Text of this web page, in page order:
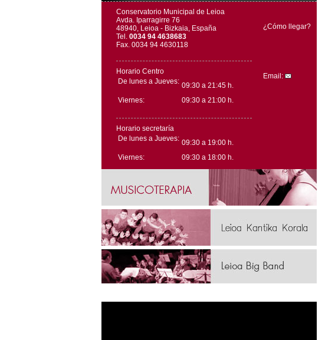
¿Cómo llegar?
Email:
Conservatorio Municipal de Leioa
Avda. Iparragirre 76
48940, Leioa - Bizkaia, España
Tel. 0034 94 4638683
Fax. 0034 94 4630118
Horario Centro
De lunes a Jueves: 09:30 a 21:45 h.
Viernes:
09:30 a 21:00 h.
Horario secretaría
De lunes a Jueves: 09:30 a 19:00 h.
Viernes:
09:30 a 18:00 h.